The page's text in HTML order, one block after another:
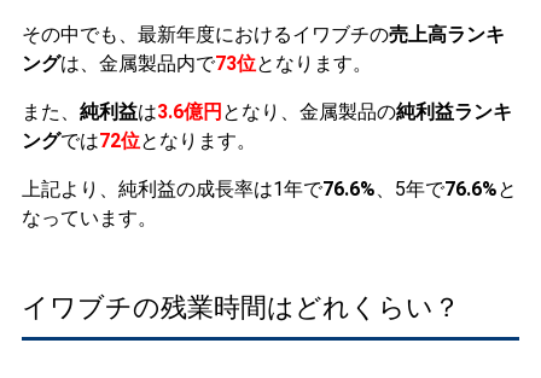
その中でも、最新年度におけるイワブチの売上高ランキ
ングは、金属製品内で73位となります。
また、 純利益は3.6億円 となり、金属製品の純利益ランキ
ングでは72位となります。
上記より、純利益の成長率は1年で76.6%、5年で76.6%と
なっています。
イワブチの残業時間はどれくらい？